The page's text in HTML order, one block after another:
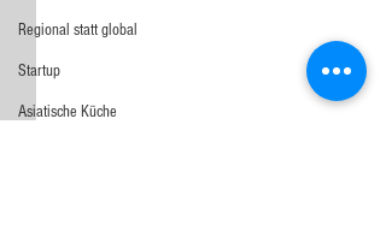
Regional statt global
Startup
Asiatische Küche